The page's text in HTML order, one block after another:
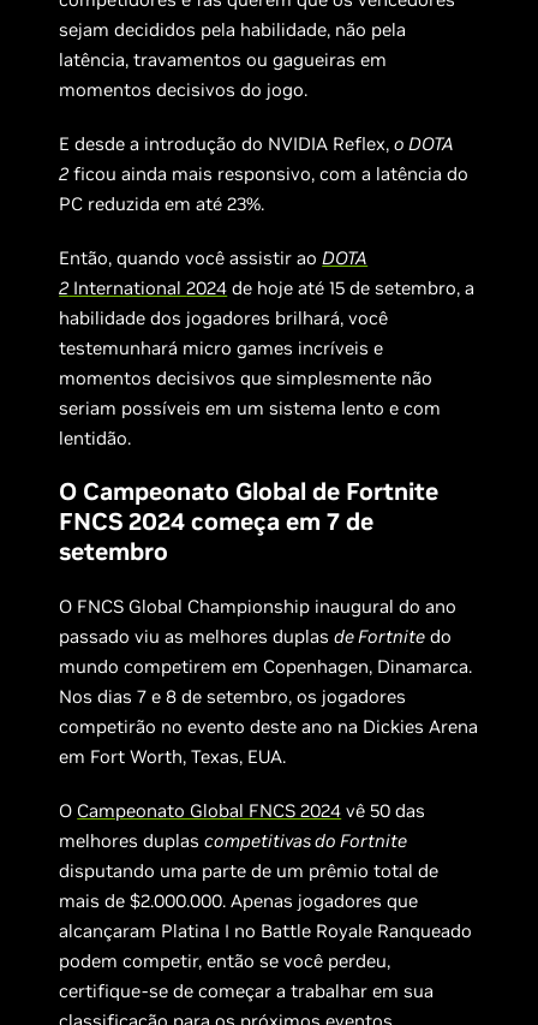
sejam decididos pela habilidade, não pela
latência, travamentos ou gagueiras em
momentos decisivos do jogo.
E desde a introdução do NVIDIA Reflex,o DOTA
2 ficou ainda mais responsivo, com a latência do
PC reduzida em até 23%.
Então, quando você assistir aoDOTA
2 International2024 de hoje até 15 de setembro, a
habilidade dos jogadores brilhará, você
testemunhará micro games incríveis e
momentos decisivos que simplesmente não
seriam possíveis em um sistema lento e com
lentidão.
O Campeonato Global de Fortnite
FNCS 2024 começa em 7 de
setembro
O FNCS Global Championship inaugural do ano
passado viu as melhores duplasde Fortnite do
mundo competirem em Copenhagen, Dinamarca.
Nos dias 7 e 8 de setembro, os jogadores
competirão no evento deste ano na Dickies Arena
em Fort Worth, Texas, EUA.
O Campeonato Global FNCS 2024 vê 50 das
melhores duplascompetitivas do Fortnite
disputando uma parte de um prêmio total de
mais de $2.000.000. Apenas jogadores que
alcançaram Platina I no Battle Royale Ranqueado
podem competir, então se você perdeu,
certifique-se de começar a trabalhar em sua